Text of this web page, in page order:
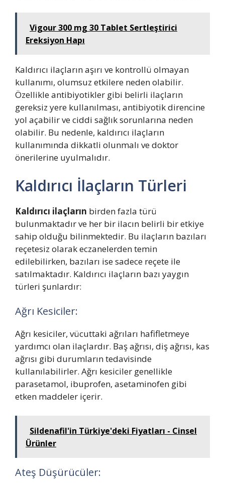
Vigour 300 mg 30 Tablet Sertleştirici
Ereksiyon Hapı
Kaldırıcı ilaçların aşırı ve kontrollü olmayan
kullanımı, olumsuz etkilere neden olabilir.
Özellikle antibiyotikler gibi belirli ilaçların
gereksiz yere kullanılması, antibiyotik direncine
yol açabilir ve ciddi sağlık sorunlarına neden
olabilir. Bu nedenle, kaldırıcı ilaçların
kullanımında dikkatli olunmalı ve doktor
önerilerine uyulmalıdır.
Kaldırıcı İlaçların Türleri
Kaldırıcı ilaçların birden fazla türü
bulunmaktadır ve her bir ilacın belirli bir etkiye
sahip olduğu bilinmektedir. Bu ilaçların bazıları
reçetesiz olarak eczanelerden temin
edilebilirken, bazıları ise sadece reçete ile
satılmaktadır. Kaldırıcı ilaçların bazı yaygın
türleri şunlardır:
Ağrı Kesiciler:
Ağrı kesiciler, vücuttaki ağrıları hafifletmeye
yardımcı olan ilaçlardır. Baş ağrısı, diş ağrısı, kas
ağrısı gibi durumların tedavisinde
kullanılabilirler. Ağrı kesiciler genellikle
parasetamol, ibuprofen, asetaminofen gibi
etken maddeler içerir.
Sildenafil'in Türkiye'deki Fiyatları - Cinsel
Ürünler
Ateş Düşürücüler: